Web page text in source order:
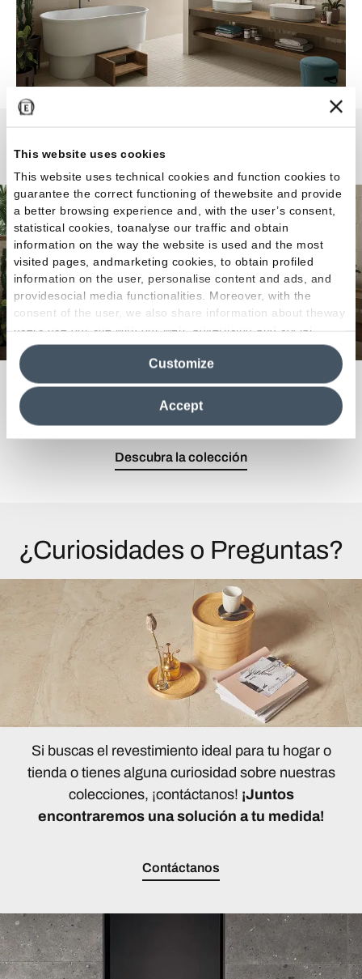
This website uses cookies
This website uses technical cookies and function cookies to
guarantee the correct functioning of thewebsite and provide
a better browsing experience and, with the user’s consent,
statistical cookies, toanalyse our traffic and obtain
information on the way the website is used and the most
visited pages, andmarketing cookies, to obtain profiled
information on the user, personalise content and ads, and
providesocial media functionalities. Moreover, with the
consent of the user, we also share information about theway
users use our site with our web, advertising and social
media analytics partners, who may combine itwith other
information in their possession. By closing this banner,
clicking on "Reject", it will be possible tocontinue browsing
the site after installing only technical cookies. For more
information see the
Cookie Policy
Accept
Customize
Totalook
El equilibrio entre técnica y diseño, en un estilo
minimalista y metropolitano.
Descubra la colección
¿Curiosidades o Preguntas?
Si buscas el revestimiento ideal para tu hogar o
tienda o tienes alguna curiosidad sobre nuestras
colecciones, ¡contáctanos! ¡Juntos
encontraremos una solución a tu medida!
Contáctanos